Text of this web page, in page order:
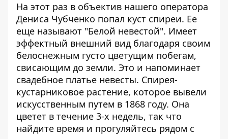
На этот раз в объектив нашего оператора
Дениса Чубченко попал куст спиреи. Ее
еще называют "Белой невестой". Имеет
эффектный внешний вид благодаря своим
белоснежным густо цветущим побегам,
свисающим до земли. Это и напоминает
свадебное платье невесты. Спирея-
кустарниковое растение, которое вывели
искусственным путем в 1868 году. Она
цветет в течение 3-х недель, так что
найдите время и прогуляйтесь рядом с